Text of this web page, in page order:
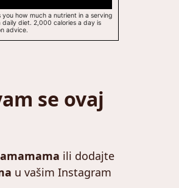
you how much a nutrient in a serving
diet. 2,000 calories a day is
advice.
se ovaj
ili dodajte
u vašim Instagram